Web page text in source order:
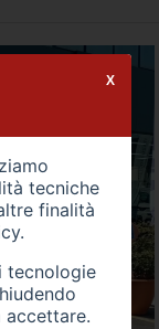
tecniche
finalità
.
tecnologie
accettare.
X